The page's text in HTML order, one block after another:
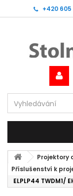
+420
Projektory
Příslušenství k
ELPLP44 TWDM1/